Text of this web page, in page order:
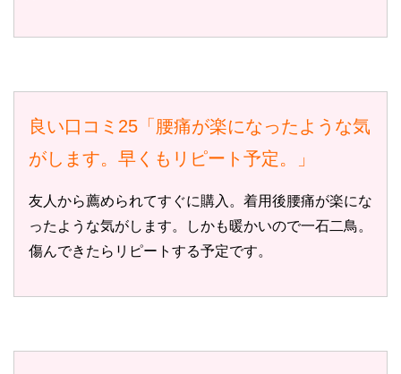
良い口コミ25「腰痛が楽になったような気
がします。早くもリピート予定。」
友人から薦められてすぐに購入。着用後腰痛が楽にな
ったような気がします。しかも暖かいので一石二鳥。
傷んできたらリピートする予定です。